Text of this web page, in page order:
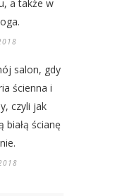
a także w
salon, gdy
ścienna i
czyli jak
białą ścianę